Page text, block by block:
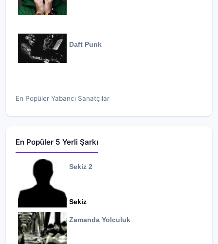
Daft Punk
En Popüler Yabancı Sanatçılar
En Popüler 5 Yerli Şarkı
Sekiz 2
Sekiz
Zamanda Yolculuk